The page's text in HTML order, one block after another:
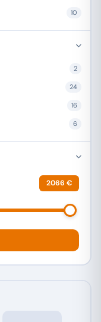
24
10
2
24
16
6
2066 €